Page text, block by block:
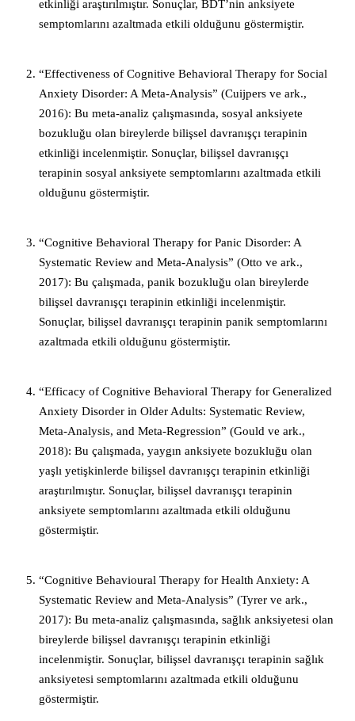
etkinliği araştırılmıştır. Sonuçlar, BDT’nin anksiyete
semptomlarını azaltmada etkili olduğunu göstermiştir.
“Effectiveness of Cognitive Behavioral Therapy for Social
Anxiety Disorder: A Meta-Analysis” (Cuijpers ve ark.,
2016): Bu meta-analiz çalışmasında, sosyal anksiyete
bozukluğu olan bireylerde bilişsel davranışçı terapinin
etkinliği incelenmiştir. Sonuçlar, bilişsel davranışçı
terapinin sosyal anksiyete semptomlarını azaltmada etkili
olduğunu göstermiştir.
“Cognitive Behavioral Therapy for Panic Disorder: A
Systematic Review and Meta-Analysis” (Otto ve ark.,
2017): Bu çalışmada, panik bozukluğu olan bireylerde
bilişsel davranışçı terapinin etkinliği incelenmiştir.
Sonuçlar, bilişsel davranışçı terapinin panik semptomlarını
azaltmada etkili olduğunu göstermiştir.
“Efficacy of Cognitive Behavioral Therapy for Generalized
Anxiety Disorder in Older Adults: Systematic Review,
Meta-Analysis, and Meta-Regression” (Gould ve ark.,
2018): Bu çalışmada, yaygın anksiyete bozukluğu olan
yaşlı yetişkinlerde bilişsel davranışçı terapinin etkinliği
araştırılmıştır. Sonuçlar, bilişsel davranışçı terapinin
anksiyete semptomlarını azaltmada etkili olduğunu
göstermiştir.
“Cognitive Behavioural Therapy for Health Anxiety: A
Systematic Review and Meta-Analysis” (Tyrer ve ark.,
2017): Bu meta-analiz çalışmasında, sağlık anksiyetesi olan
bireylerde bilişsel davranışçı terapinin etkinliği
incelenmiştir. Sonuçlar, bilişsel davranışçı terapinin sağlık
anksiyetesi semptomlarını azaltmada etkili olduğunu
göstermiştir.